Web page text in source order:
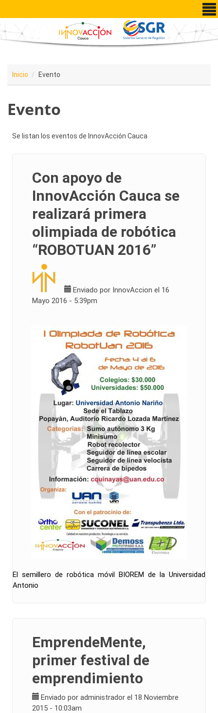
Pasar al contenido principal
Inicio Evento
Evento
Se listan los eventos de InnovAcción Cauca
Con apoyo de
InnovAcción Cauca se
realizará primera
olimpiada de robótica
“ROBOTUAN 2016”
Enviado por InnovAccion el 16
Mayo 2016 - 5:39pm
El semillero de robótica móvil BIOREM de la Universidad
Antonio
EmprendeMente,
primer festival de
emprendimiento
Enviado por administrador el 18 Noviembre
2015 - 10:03am